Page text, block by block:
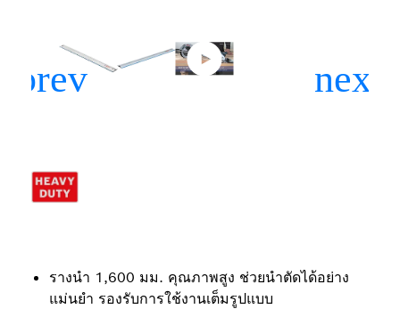
รางนำ 1,600 มม. คุณภาพสูง ช่วยนำตัดได้อย่าง
แม่นยำ รองรับการใช้งานเต็มรูปแบบ